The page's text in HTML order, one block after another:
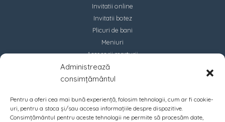
Administrează
consimțământul
Pentru a oferi cea mai bună experiență, folosim tehnologii, cum ar fi cookie-
uri, pentru a stoca și/sau accesa informațiile despre dispozitive.
Consimțământul pentru aceste tehnologii ne permite să procesăm date,
Invitatii online
Invitatii botez
Plicuri de bani
Meniuri
Accesorii marturii
Contact